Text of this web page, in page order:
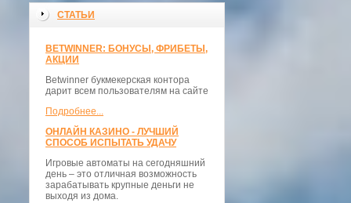
СТАТЬИ
BETWINNER: БОНУСЫ, ФРИБЕТЫ,
АКЦИИ
Betwinner букмекерская контора
дарит всем пользователям на сайте
Подробнее...
ОНЛАЙН КАЗИНО - ЛУЧШИЙ
СПОСОБ ИСПЫТАТЬ УДАЧУ
Игровые автоматы на сегодняшний
день – это отличная возможность
зарабатывать крупные деньги не
выходя из дома.